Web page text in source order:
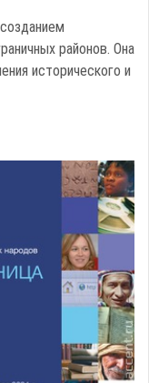
районов. Она
исторического и